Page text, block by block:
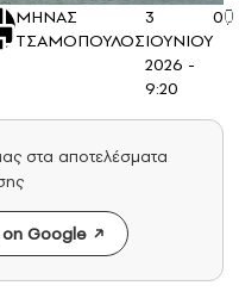
ΜΗΝΑΣ
ΤΣΑΜΟΠΟΥΛΟΣ
3
ΙΟΥΝΙΟΥ
2026 -
9:20
0
στα αποτελέσματα
Google